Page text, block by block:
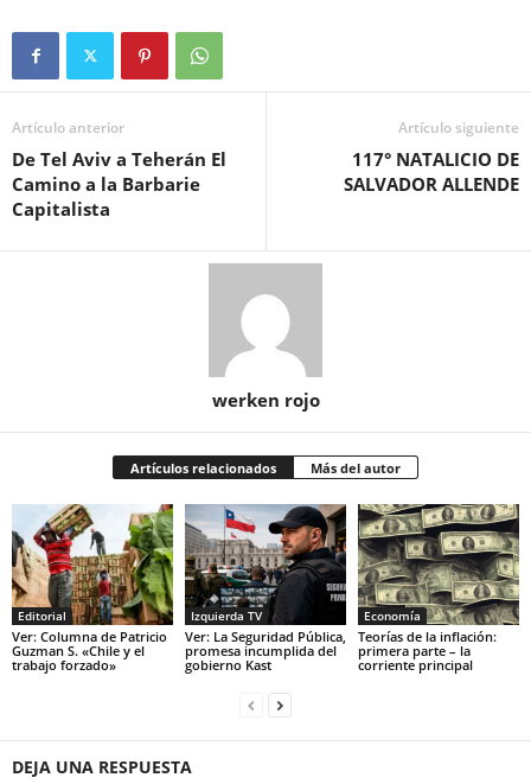
Artículo anterior
De Tel Aviv a Teherán El
Camino a la Barbarie
Capitalista
Artículo siguiente
117° NATALICIO DE
SALVADOR ALLENDE
werken rojo
Artículos relacionados Más del autor
Editorial
Ver: Columna de Patricio
Guzman S. «Chile y el
trabajo forzado»
Izquierda TV
Ver: La Seguridad Pública,
promesa incumplida del
gobierno Kast
Economía
Teorías de la inflación:
primera parte – la
corriente principal
DEJA UNA RESPUESTA